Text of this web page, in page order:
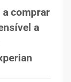
comprar
a